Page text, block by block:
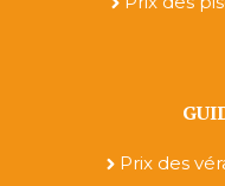
Prix des